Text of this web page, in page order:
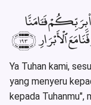
بِرَبِّكُمْ فَـَٔامَنَّا
ٱلْأَبْرَارِ ﴿١٩٣﴾
Ya Tuhan kami,
yang menyeru
kepada Tuhanmu",